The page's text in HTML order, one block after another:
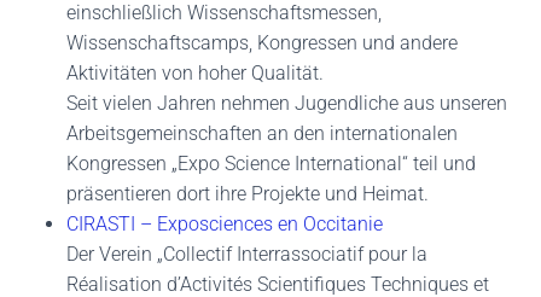
einschließlich Wissenschaftsmessen,
Wissenschaftscamps, Kongressen und andere
Aktivitäten von hoher Qualität.
Seit vielen Jahren nehmen Jugendliche aus unseren
Arbeitsgemeinschaften an den internationalen
Kongressen „Expo Science International“ teil und
präsentieren dort ihre Projekte und Heimat.
CIRASTI – Exposciences en Occitanie
Der Verein „Collectif Interrassociatif pour la
Réalisation d’Activités Scientifiques Techniques et